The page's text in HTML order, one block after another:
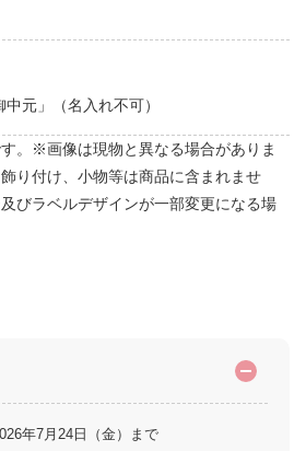
年7月24日（金）まで
元」（名入れ不可）
。※画像は現物と異なる場合がありま
り付け、小物等は商品に含まれませ
びラベルデザインが一部変更になる場